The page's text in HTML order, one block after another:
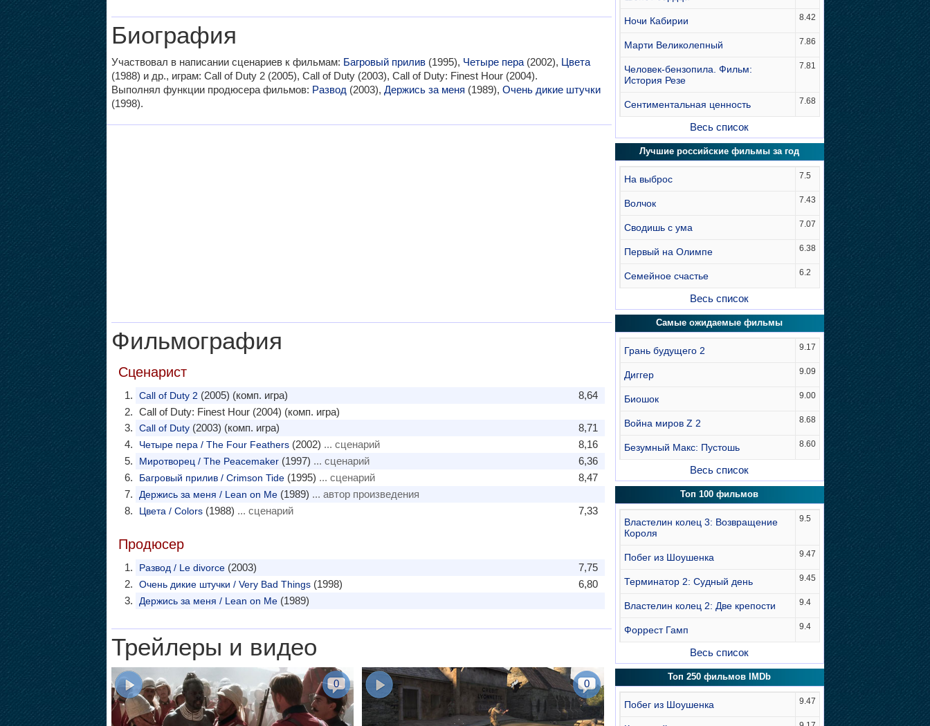
Биография
Участвовал в написании сценариев к фильмам: Багровый прилив(1995), Четыре пера(2002), Цвета
(1988) и др., играм: Call of Duty 2 (2005), Call of Duty (2003), Call of Duty: Finest Hour (2004).
Выполнял функции продюсера фильмов: Развод (2003), Держись за меня (1989), Очень дикие штучки
(1998).
Фильмография
Сценарист
8,64
Call of Duty 2 (2005) (комп. игра)
Call of Duty: Finest Hour (2004) (комп. игра)
8,71
Call of Duty(2003) (комп. игра)
8,16
Четыре пера / The Four Feathers(2002) ... сценарий
6,36
Миротворец / The Peacemaker(1997) ... сценарий
8,47
Багровый прилив / Crimson Tide(1995) ... сценарий
Держись за меня / Lean on Me(1989) ... автор произведения
7,33
Цвета / Colors(1988) ... сценарий
Продюсер
7,75
Развод / Le divorce(2003)
6,80
Очень дикие штучки / Very Bad Things(1998)
Держись за меня / Lean on Me(1989)
Трейлеры и видео
0 0
Ночи Кабирии 8.42
Марти Великолепный 7.86
Человек-бензопила. Фильм:
История Резе
7.81
Сентиментальная ценность 7.68
Весь список
Лучшие российские фильмы за год
На выброс 7.5
Волчок 7.43
Сводишь с ума 7.07
Первый на Олимпе 6.38
Семейное счастье 6.2
Весь список
Самые ожидаемые фильмы
Грань будущего 2 9.17
Диггер 9.09
Биошок 9.00
Война миров Z 2 8.68
Безумный Макс: Пустошь 8.60
Весь список
Топ 100 фильмов
Властелин колец 3: Возвращение
Короля
9.5
Побег из Шоушенка 9.47
Терминатор 2: Судный день 9.45
Властелин колец 2: Две крепости 9.4
Форрест Гамп 9.4
Весь список
Топ 250 фильмов IMDb
Побег из Шоушенка 9.47